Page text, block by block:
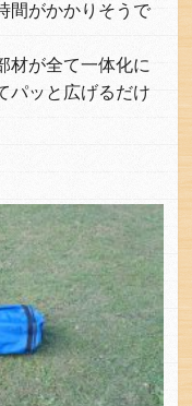
間がかかりそうで
材が全て一体化に
パッと広げるだけ